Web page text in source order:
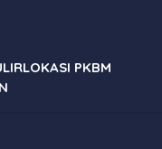
LOKASI PKBM